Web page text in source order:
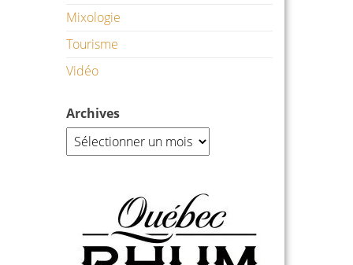
Mixologie
Tourisme
Vidéo
Archives